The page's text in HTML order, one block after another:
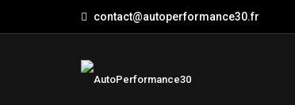
contact@autoperformance30.fr